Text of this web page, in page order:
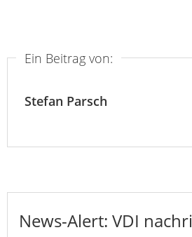
Ein Beitrag von:
Stefan Parsch
News-Alert: VDI